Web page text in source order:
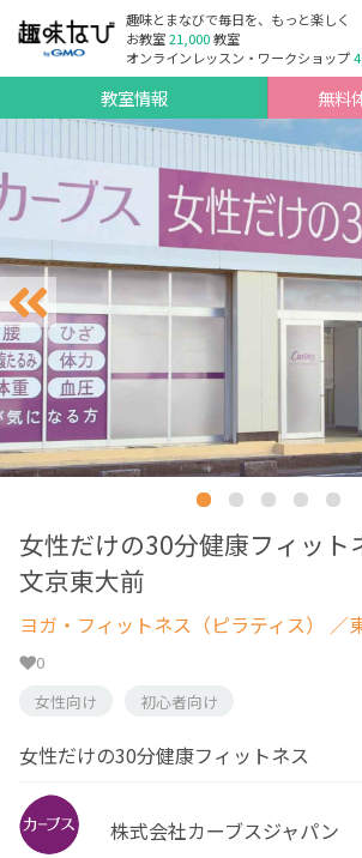
趣味とまなびで毎日を、もっと楽しく
お教室21,000教室
オンラインレッスン・ワークショップ
教室情報 無料
女性だけの30分健康フィット
文京東大前
ヨガ・フィットネス（ピラティス） ／
0
女性向け
初心者向け
女性だけの30分健康フィットネス
株式会社カーブスジャパン